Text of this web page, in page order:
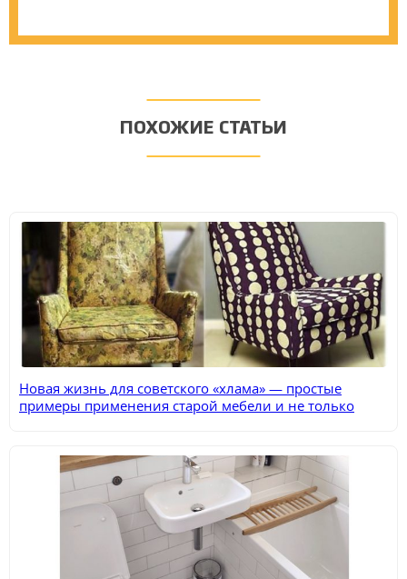
ПОХОЖИЕ СТАТЬИ
Новая жизнь для советского «хлама» — простые
примеры применения старой мебели и не только